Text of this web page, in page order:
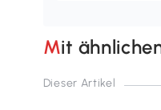
Mit
Dieser Artikel